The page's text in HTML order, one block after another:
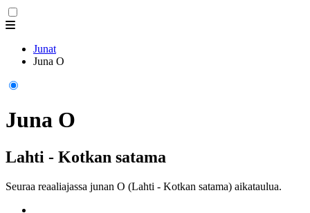
Junat
Juna O
Juna O
Lahti - Kotkan satama
Seuraa reaaliajassa junan O (Lahti - Kotkan satama) aikataulua.